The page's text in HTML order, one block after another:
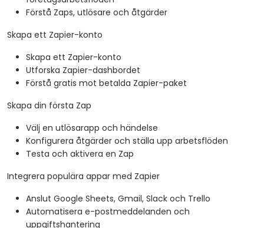
Förstå Zaps, utlösare och åtgärder
Skapa ett Zapier-konto
Skapa ett Zapier-konto
Utforska Zapier-dashbordet
Förstå gratis mot betalda Zapier-paket
Skapa din första Zap
Välj en utlösarapp och händelse
Konfigurera åtgärder och ställa upp arbetsflöden
Testa och aktivera en Zap
Integrera populära appar med Zapier
Anslut Google Sheets, Gmail, Slack och Trello
Automatisera e-postmeddelanden och
uppgiftshantering